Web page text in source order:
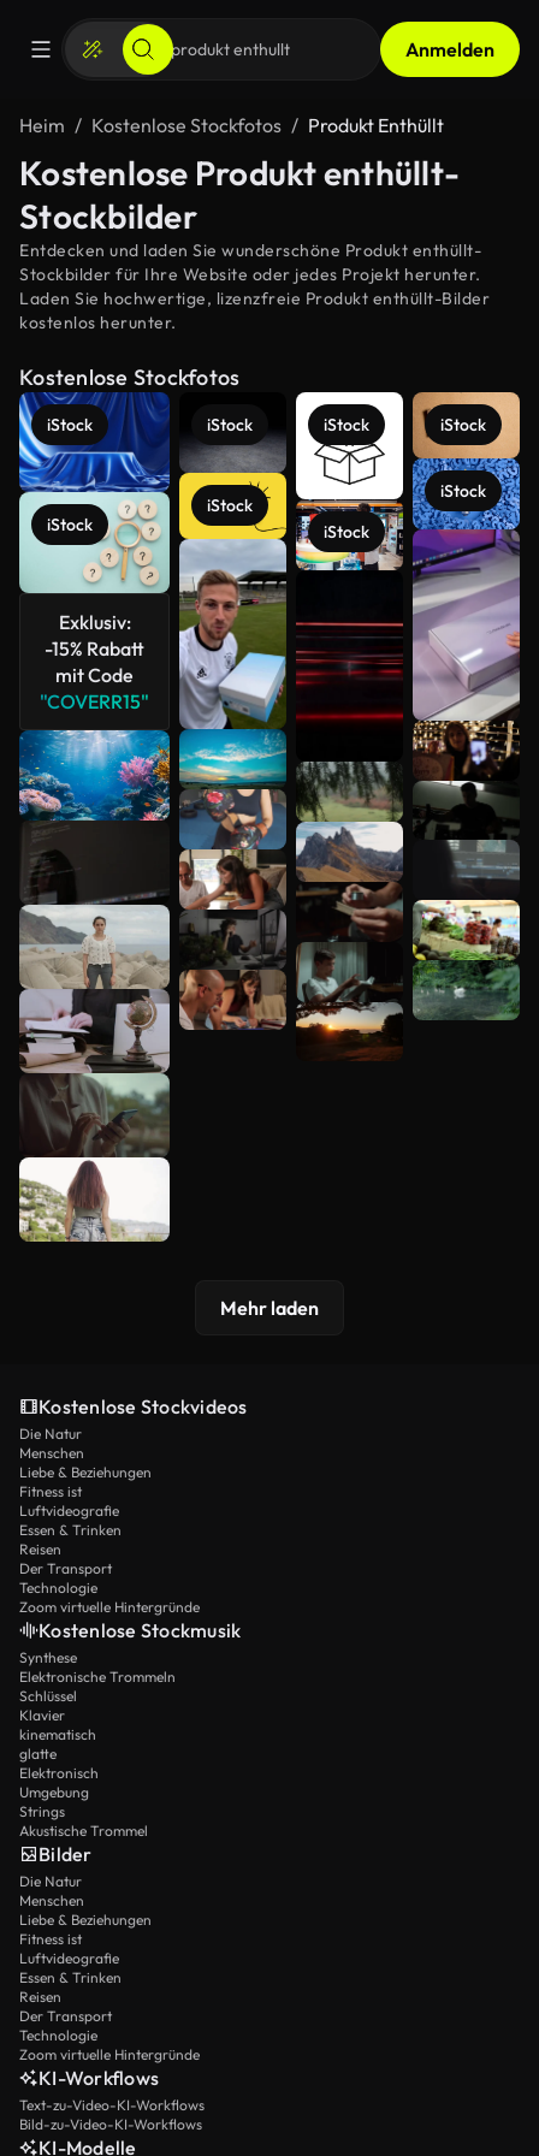
Anmelden
Heim Kostenlose Stockfotos Produkt Enthüllt
Kostenlose Produkt enthüllt-
Stockbilder
Entdecken und laden Sie wunderschöne Produkt enthüllt-
Stockbilder für Ihre Website oder jedes Projekt herunter.
Laden Sie hochwertige, lizenzfreie Produkt enthüllt-Bilder
kostenlos herunter.
Kostenlose Stockfotos
iStock
iStock
Exklusiv:
-15% Rabatt
mit Code
"COVERR15"
iStock
iStock
iStock
iStock
iStock
iStock
Mehr
anzeigen
Mehr laden
Kostenlose Stockvideos
Die Natur
Menschen
Liebe & Beziehungen
Fitness ist
Luftvideografie
Essen & Trinken
Reisen
Der Transport
Technologie
Zoom virtuelle Hintergründe
Kostenlose Stockmusik
Synthese
Elektronische Trommeln
Schlüssel
Klavier
kinematisch
glatte
Elektronisch
Umgebung
Strings
Akustische Trommel
Bilder
Die Natur
Menschen
Liebe & Beziehungen
Fitness ist
Luftvideografie
Essen & Trinken
Reisen
Der Transport
Technologie
Zoom virtuelle Hintergründe
KI-Workflows
Text-zu-Video-KI-Workflows
Bild-zu-Video-KI-Workflows
KI-Modelle